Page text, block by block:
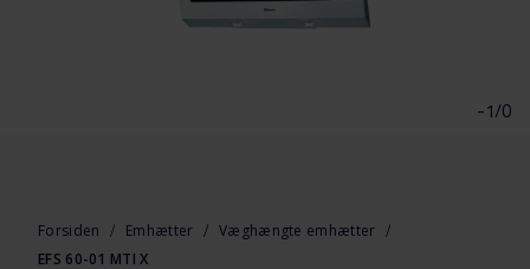
-1/0
Forsiden Emhætter
Væghængte emhætter
EFS 60-01 MTI X